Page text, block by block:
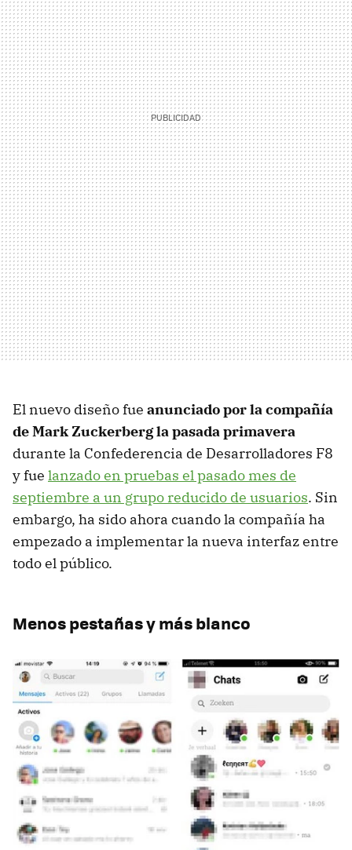
El nuevo diseño fue anunciado por la compañía
de Mark Zuckerberg la pasada primavera
durante la Confederencia de Desarrolladores F8
y fue lanzado en pruebas el pasado mes de
septiembre a un grupo reducido de usuarios. Sin
embargo, ha sido ahora cuando la compañía ha
empezado a implementar la nueva interfaz entre
todo el público.
Menos pestañas y más blanco